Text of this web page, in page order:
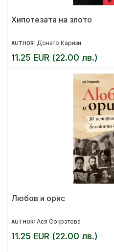
Хипотезата на злото
AUTHOR: Донато Каризи
11.25 EUR (22.00 лв.)
Любов и орис
AUTHOR: Ася Сократова
11.25 EUR (22.00 лв.)